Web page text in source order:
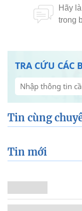
TRA CỨU CÁC
Tin cùng
Tin mới